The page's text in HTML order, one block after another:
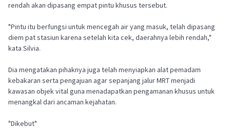
rendah akan dipasang empat pintu khusus tersebut.
"Pintu itu berfungsi untuk mencegah air yang masuk, telah dipasang
diem pat stasiun karena setelah kita cek, daerahnya lebih rendah,"
kata Silvia.
Dia mengatakan pihaknya juga telah menyiapkan alat pemadam
kebakaran serta pengajuan agar sepanjang jalur MRT menjadi
kawasan objek vital guna menadapatkan pengamanan khusus untuk
menangkal dari ancaman kejahatan.
"Dikebut"